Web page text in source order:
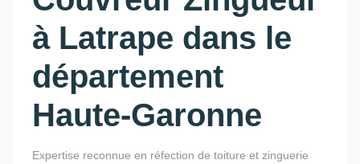
à Latrape dans le
département
Haute-Garonne
Expertise reconnue en réfection de toiture et zinguerie